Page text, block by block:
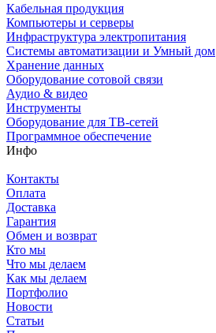
Кабельная продукция
Компьютеры и серверы
Инфраструктура электропитания
Системы автоматизации и Умный дом
Хранение данных
Оборудование сотовой связи
Аудио & видео
Инструменты
Оборудование для ТВ-сетей
Программное обеспечение
Инфо
Контакты
Оплата
Доставка
Гарантия
Обмен и возврат
Кто мы
Что мы делаем
Как мы делаем
Портфолио
Новости
Статьи